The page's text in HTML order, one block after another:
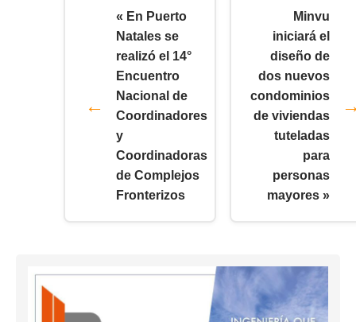
« En Puerto
Natales se
realizó el 14°
Encuentro
Nacional de
Coordinadores
y
Coordinadoras
de Complejos
Fronterizos
Minvu
iniciará el
diseño de
dos nuevos
condominios
de viviendas
tuteladas
para
personas
mayores »